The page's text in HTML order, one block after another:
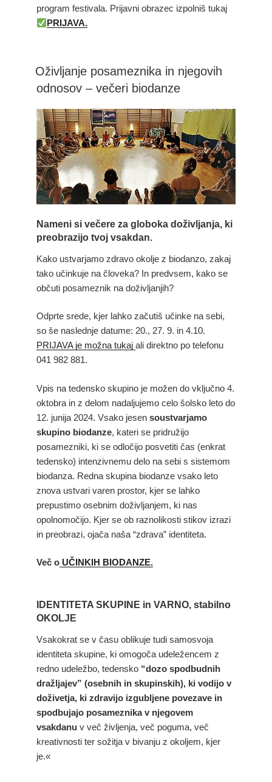
program festivala. Prijavni obrazec izpolniš tukaj
PRIJAVA.
Oživljanje posameznika in njegovih
odnosov – večeri biodanze
Nameni si večere za globoka doživljanja, ki
preobrazijo tvoj vsakdan.
Kako ustvarjamo zdravo okolje z biodanzo, zakaj
tako učinkuje na človeka? In predvsem, kako se
občuti posameznik na doživljanjih?
Odprte srede, kjer lahko začutiš učinke na sebi,
so še naslednje datume: 20., 27. 9. in 4.10.
PRIJAVA je možna tukaj ali direktno po telefonu
041 982 881.
Vpis na tedensko skupino je možen do vključno 4.
oktobra in z delom nadaljujemo celo šolsko leto do
12. junija 2024. Vsako jesen soustvarjamo
skupino biodanze, kateri se pridružijo
posamezniki, ki se odločijo posvetiti čas (enkrat
tedensko) intenzivnemu delo na sebi s sistemom
biodanza. Redna skupina biodanze vsako leto
znova ustvari varen prostor, kjer se lahko
prepustimo osebnim doživljanjem, ki nas
opolnomočijo. Kjer se ob raznolikosti stikov izrazi
in preobrazi, ojača naša “zdrava” identiteta.
Več o UČINKIH BIODANZE.
IDENTITETA SKUPINE in VARNO, stabilno
OKOLJE
Vsakokrat se v času oblikuje tudi samosvoja
identiteta skupine, ki omogoča udeležencem z
redno udeležbo, tedensko “dozo spodbudnih
dražljajev” (osebnih in skupinskih), ki vodijo v
doživetja, ki zdravijo izgubljene povezave in
spodbujajo posameznika v njegovem
vsakdanu v več življenja, več poguma, več
kreativnosti ter sožitja v bivanju z okoljem, kjer
je.«